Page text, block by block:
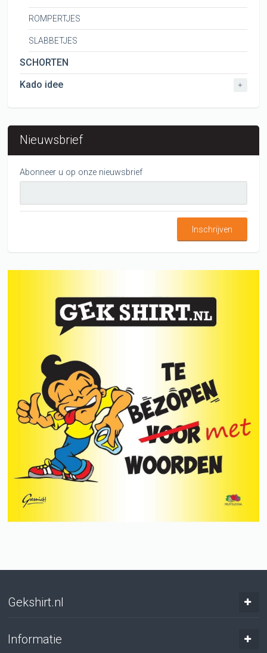
ROMPERTJES
SLABBETJES
SCHORTEN
Kado idee
+
Nieuwsbrief
Abonneer u op onze nieuwsbrief
Inschrijven
Gekshirt.nl
Informatie